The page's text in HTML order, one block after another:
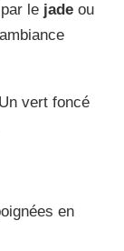
le jade ou
vert foncé
en